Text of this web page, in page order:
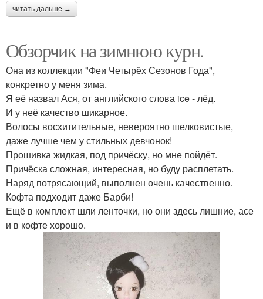
читать дальше →
Обзорчик на зимнюю курн.
Она из коллекции "Феи Четырёх Сезонов Года",
конкретно у меня зима.
Я её назвал Ася, от английского слова ice - лёд.
И у неё качество шикарное.
Волосы восхитительные, невероятно шелковистые,
даже лучше чем у стильных девчонок!
Прошивка жидкая, под причёску, но мне пойдёт.
Причёска сложная, интересная, но буду расплетать.
Наряд потрясающий, выполнен очень качественно.
Кофта подходит даже Барби!
Ещё в комплект шли ленточки, но они здесь лишние, асе
и в кофте хорошо.